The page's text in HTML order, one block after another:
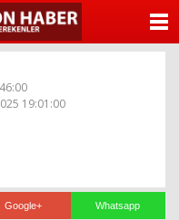
19:01:00
Google+ Whatsapp
ANASAYFA
YAZARLAR